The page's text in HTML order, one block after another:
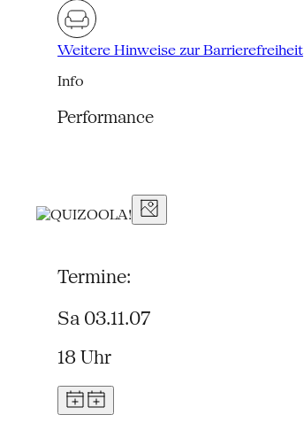
Weitere Hinweise zur Barrierefreiheit
Info
Performance
Termine:
Sa 03.11.07
18 Uhr